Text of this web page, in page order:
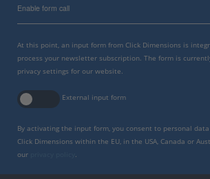
Enable form call
At this point, an input form from Click Dimensions is
process your newsletter subscription. The form is
privacy settings for our website.
External input form
By activating the input form, you consent to personal
Click Dimensions within the EU, in the USA, Canada or
our
.